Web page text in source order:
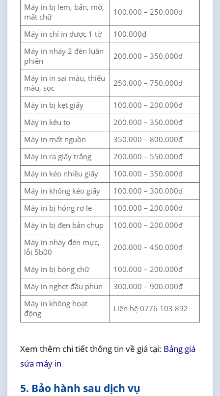
Máy in bị lem, bẩn, mờ,
mất chữ
100.000 – 250.000đ
Máy in chỉ in được 1 tờ
100.000đ
Máy in nháy 2 đèn luân
phiên
200.000 – 350.000đ
Máy in in sai màu, thiếu
màu, sọc
250.000 – 750.000đ
Máy in bị kẹt giấy
100.000 – 200.000đ
Máy in kêu to
200.000 – 350.000đ
Máy in mất nguồn
350.000 – 800.000đ
Máy in ra giấy trắng
200.000 – 550.000đ
Máy in kéo nhiều giấy
100.000 – 350.000đ
Máy in không kéo giấy
100.000 – 300.000đ
Máy in bị hỏng rơ le
100.000 – 200.000đ
Máy in bị đen bản chụp
100.000 – 200.000đ
Máy in nháy đèn mực,
lỗi 5b00
200.000 – 450.000đ
Máy in bị bóng chữ
100.000 – 200.000đ
Máy in nghẹt đầu phun
300.000 – 900.000đ
Máy in không hoạt
động
Liên hệ 0776 103 892
Xem thêm chi tiết thông tin về giá tại: Bảng giá
sửa máy in
5. Bảo hành sau dịch vụ